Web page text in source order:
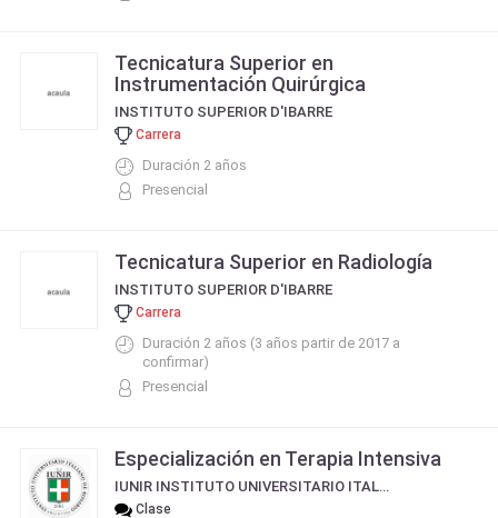
Tecnicatura Superior en
Instrumentación Quirúrgica
INSTITUTO SUPERIOR D'IBARRE
Carrera
Duración 2 años
Presencial
Tecnicatura Superior en Radiología
INSTITUTO SUPERIOR D'IBARRE
Carrera
Duración 2 años (3 años partir de 2017 a
confirmar)
Presencial
Especialización en Terapia Intensiva
IUNIR INSTITUTO UNIVERSITARIO ITALIANO DE ROSARIO
Clase